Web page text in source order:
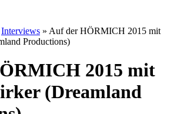
Interviews » Auf der HÖRMICH 2015 mit
Productions)
2015 mit
(Dreamland